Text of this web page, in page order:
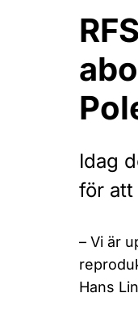
Idag
för att
– Vi är
Hans